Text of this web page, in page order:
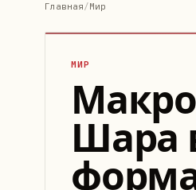
Главная/Мир
МИР
Шара